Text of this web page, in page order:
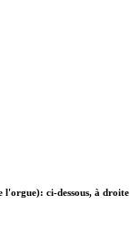
l'orgue): ci-dessous, à droite